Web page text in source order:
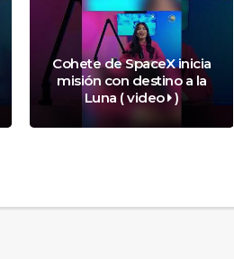
Cohete de SpaceX inicia
misión con destino a la
Luna ( video )